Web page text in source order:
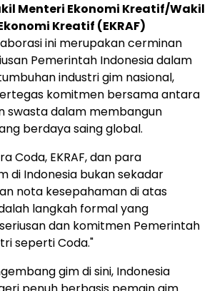
Menteri Ekonomi Kreatif/Wakil
Kreatif (EKRAF)
ini merupakan cerminan
Pemerintah Indonesia dalam
industri gim nasional,
komitmen bersama antara
swasta dalam membangun
berdaya saing global.
Coda, EKRAF, dan para
di Indonesia bukan sekadar
nota kesepahaman di atas
langkah formal yang
dan komitmen Pemerintah
seperti Coda."
gim di sini, Indonesia